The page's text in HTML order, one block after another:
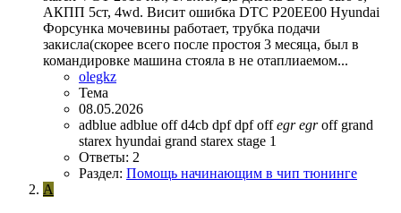
АКПП 5ст, 4wd. Висит ошибка DTC P20EE00 Hyundai
Форсунка мочевины работает, трубка подачи
закисла(скорее всего после простоя 3 месяца, был в
командировке машина стояла в не отаплиаемом...
olegkz
Тема
08.05.2026
adblue adblue offd4cb dpfdpf offegr egroff grand
starex hyundai grand starex stage 1
Ответы: 2
Раздел: Помощь начинающим в чип тюнинге
A